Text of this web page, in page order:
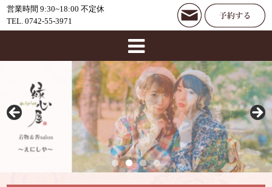
営業時間 9:30~18:00 不定休
TEL. 0742-55-3971